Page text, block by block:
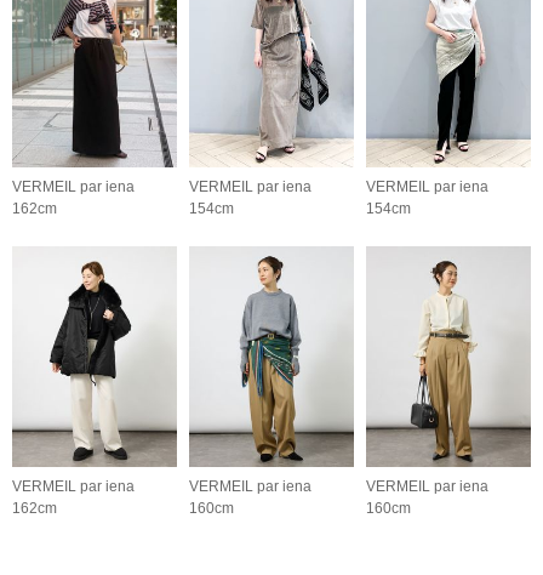
VERMEIL par iena
162cm
VERMEIL par iena
154cm
VERMEIL par iena
154cm
VERMEIL par iena
162cm
VERMEIL par iena
160cm
VERMEIL par iena
160cm